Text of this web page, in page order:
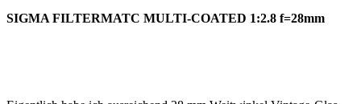
SIGMA FILTERMATC MULTI-COATED 1:2.8 f=28mm